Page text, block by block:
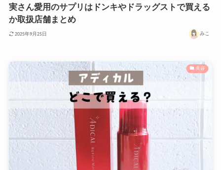
実さん愛用のサプリはドンキやドラッグストで買える
か取扱店舗まとめ
2025年9月25日 みこ
美容